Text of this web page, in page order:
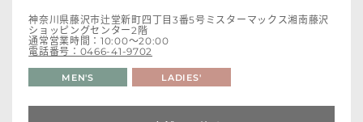
神奈川県藤沢市辻堂新町四丁目3番5号ミスターマックス湘南藤沢
ショッピングセンター2階
通常営業時間：10:00～20:00
電話番号：0466-41-9702
MEN'S LADIES'